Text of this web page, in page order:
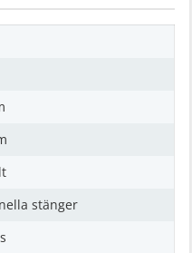
stänger